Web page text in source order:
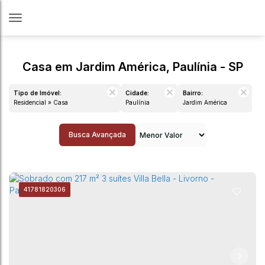
Casa em Jardim América, Paulínia - SP
Tipo de Imóvel:
Residencial » Casa
Cidade:
Paulínia
Bairro:
Jardim América
Busca Avançada
41781820306